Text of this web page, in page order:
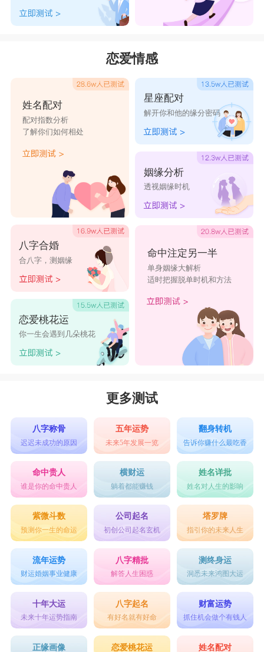
恋爱情感
姓名配对
配对指数分析
了解你们如何相处
八字合婚
合八字，测姻缘
恋爱桃花运
你一生会遇到几朵桃花
星座配对
解开你和他的缘分密码
姻缘分析
透视姻缘时机
命中注定另一半
单身姻缘大解析
适时把握脱单时机和方法
更多测试
八字称骨
迟迟未成功的原因
五年运势
未来5年发展一览
翻身转机
告诉你赚什么最吃香
命中贵人
谁是你的命中贵人
横财运
躺着都能赚钱
姓名详批
姓名对人生的影响
紫微斗数
预测你一生的命运
公司起名
初创公司起名玄机
塔罗牌
指引你的未来人生
流年运势
财运婚姻事业健康
八字精批
解答人生困惑
测终身运
洞悉未来鸿图大运
十年大运
未来十年运势指南
八字起名
有好名就有好命
财富运势
抓住机会做个有钱人
正缘画像 恋爱桃花运 姓名配对